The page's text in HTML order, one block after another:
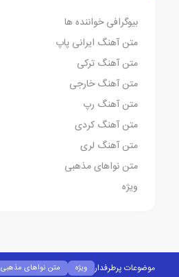
بیوگرافی خواننده ها
متن آهنگ ایرانی پاپ
متن آهنگ ترکی
متن آهنگ خارجی
متن آهنگ رپ
متن آهنگ کردی
متن آهنگ لری
متن نواهای مذهبی
ویژه
موضوعات پرطرفدار ویژه متن نواهای مذهبی